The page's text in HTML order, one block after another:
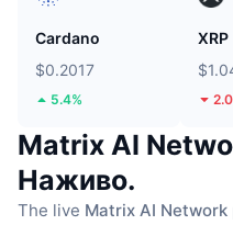
Cardano
$0.2017
5.4%
XRP
Matrix AI
Наживо.
The live Matrix AI